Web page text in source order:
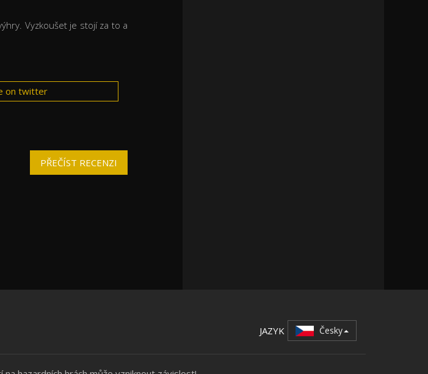
Vyzkoušet je stojí za to a
on twitter
PŘEČÍST RECENZI
JAZYK Česky